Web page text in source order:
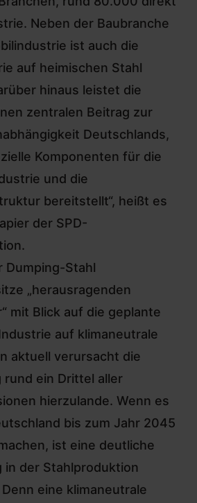
Neben der Baubranche
ist auch die
auf heimischen Stahl
hinaus leistet die
zentralen Beitrag zur
Deutschlands,
Komponenten für die
und die
bereitstellt“, heißt es
der SPD-
Dumping-Stahl
„herausragenden
mit Blick auf die geplante
auf klimaneutrale
aktuell verursacht die
rund ein Drittel aller
hierzulande. Wenn es
bis zum Jahr 2045
ist eine deutliche
in der Stahlproduktion
eine klimaneutrale